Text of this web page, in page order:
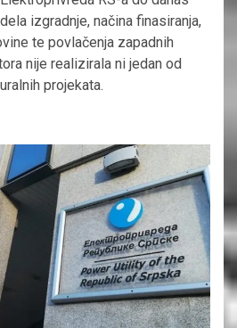
izgradnje, načina finasiranja,
te povlačenja zapadnih
nije realizirala ni jedan od
projekata.